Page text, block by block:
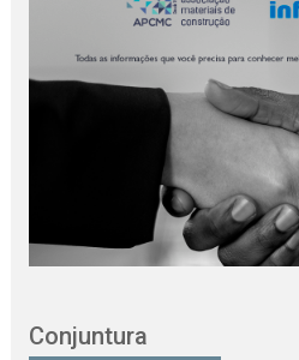
Conjuntura